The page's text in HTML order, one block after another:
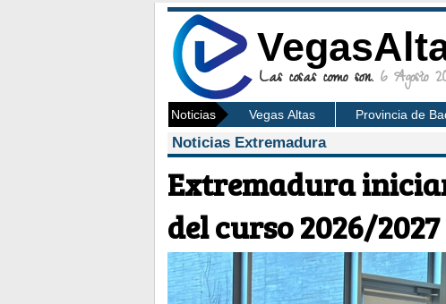
Las cosas como son. 6 Agosto
Noticias Vegas Altas Provincia de
Noticias Extremadura
Extremadura
del curso 2026/